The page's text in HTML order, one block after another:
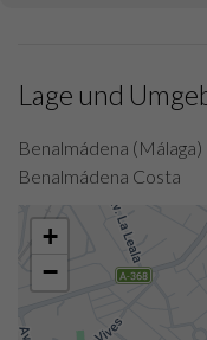
Lage und
Benalmádena (Málaga)
Benalmádena Costa
+
−